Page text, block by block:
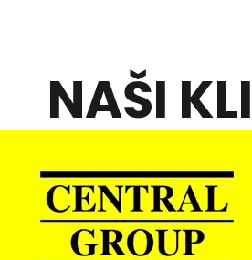
NAŠI